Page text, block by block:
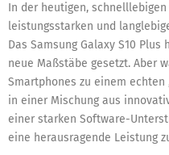
In der heutigen,
leistungsstarken und
Das Samsung Galaxy S10
neue Maßstäbe gesetzt. Aber
Smartphones zu einem echten
in einer Mischung aus
einer starken Software-
eine herausragende Leistung